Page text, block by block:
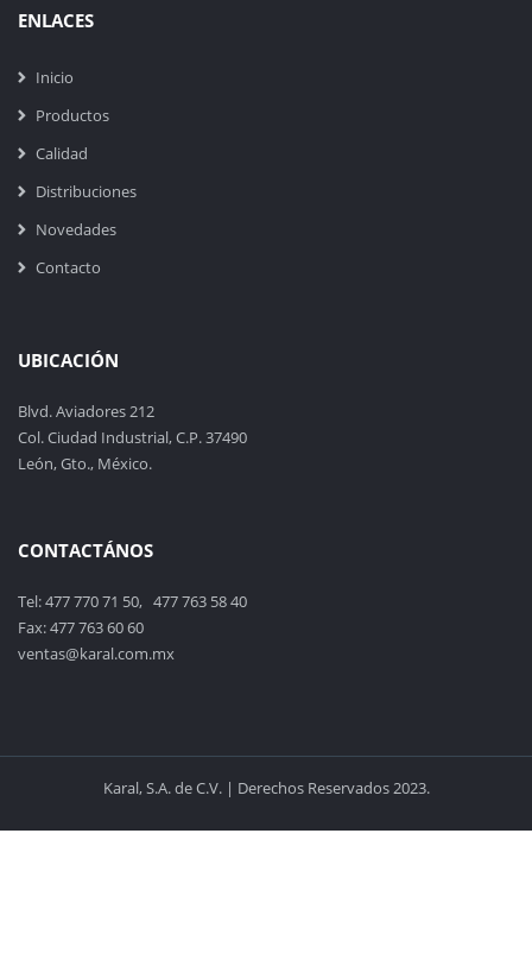
ENLACES
Inicio
Productos
Calidad
Distribuciones
Novedades
Contacto
UBICACIÓN
Blvd. Aviadores 212
Col. Ciudad Industrial, C.P. 37490
León, Gto., México.
CONTACTÁNOS
Tel: 477 770 71 50, 477 763 58 40
Fax: 477 763 60 60
ventas@karal.com.mx
Karal, S.A. de C.V. | Derechos Reservados 2023.